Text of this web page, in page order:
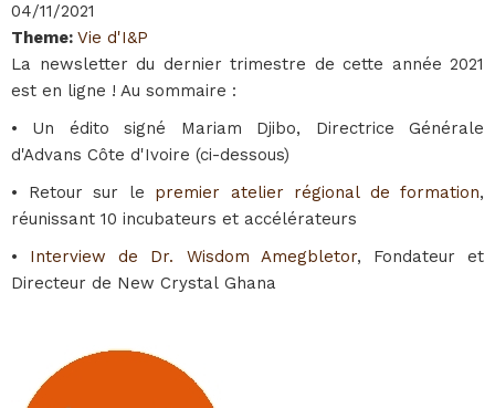
04/11/2021
Theme: Vie d'I&P
La newsletter du dernier trimestre de cette année 2021
est en ligne ! Au sommaire :
• Un édito signé Mariam Djibo, Directrice Générale
d'Advans Côte d'Ivoire (ci-dessous)
• Retour sur le premier atelier régional de formation,
réunissant 10 incubateurs et accélérateurs
• Interview de Dr. Wisdom Amegbletor, Fondateur et
Directeur de New Crystal Ghana